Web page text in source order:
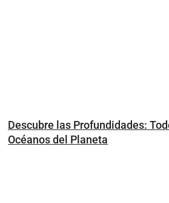
Descubre las Profundidades:
Océanos del Planeta